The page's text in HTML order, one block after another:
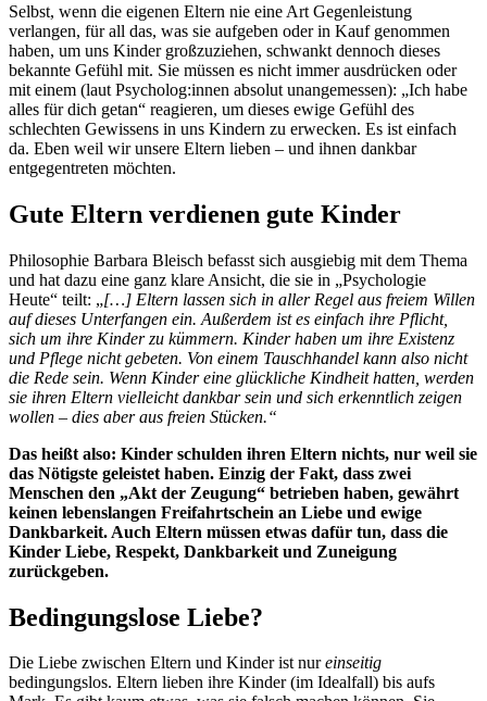
Selbst, wenn die eigenen Eltern nie eine Art Gegenleistung
verlangen, für all das, was sie aufgeben oder in Kauf genommen
haben, um uns Kinder großzuziehen, schwankt dennoch dieses
bekannte Gefühl mit. Sie müssen es nicht immer ausdrücken oder
mit einem (laut Psycholog:innen absolut unangemessen): „Ich habe
alles für dich getan“ reagieren, um dieses ewige Gefühl des
schlechten Gewissens in uns Kindern zu erwecken. Es ist einfach
da. Eben weil wir unsere Eltern lieben – und ihnen dankbar
entgegentreten möchten.
Gute Eltern verdienen gute Kinder
Philosophie Barbara Bleisch befasst sich ausgiebig mit dem Thema
und hat dazu eine ganz klare Ansicht, die sie in „Psychologie
Heute“ teilt: „[…] Eltern lassen sich in aller Regel aus freiem Willen
auf dieses Unterfangen ein. Außerdem ist es einfach ihre Pflicht,
sich um ihre Kinder zu kümmern. Kinder haben um ihre Existenz
und Pflege nicht gebeten. Von einem Tauschhandel kann also nicht
die Rede sein. Wenn Kinder eine glückliche Kindheithatten, werden
sie ihren Eltern vielleicht dankbar sein und sich erkenntlich zeigen
wollen – dies aber aus freien Stücken.“
Das heißt also: Kinder schulden ihren Eltern nichts, nur weil sie
das Nötigste geleistet haben. Einzig der Fakt, dass zwei
Menschen den „Akt der Zeugung“ betrieben haben, gewährt
keinen lebenslangen Freifahrtschein an Liebe und ewige
Dankbarkeit. Auch Eltern müssen etwas dafür tun, dass die
Kinder Liebe, Respekt, Dankbarkeit und Zuneigung
zurückgeben.
Bedingungslose Liebe?
Die Liebe zwischen Eltern und Kinder ist nureinseitig
bedingungslos. Eltern lieben ihre Kinder (im Idealfall) bis aufs